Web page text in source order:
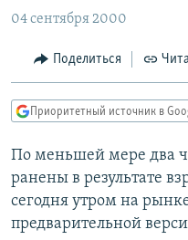
главной
навигации
Вернутся
поиску
IDEL.РЕАЛИИ
КАВКАЗ.РЕАЛИИ
СЕВЕР.РЕАЛИИ
РАСПИСАНИЕ ВЕЩАНИЯ
ПОДПИШИТЕСЬ НА
04 сентября 2000
Поделиться
Приоритетный источник в
По меньшей мере два
ранены в результате
сегодня утром на
предварительной